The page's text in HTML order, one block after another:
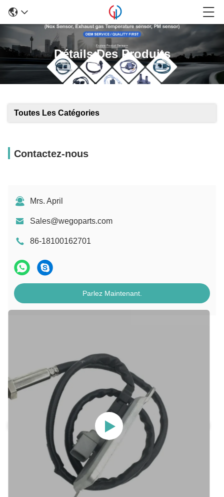
Détails Des Produits
Toutes Les Catégories
Contactez-nous
Mrs. April
Sales@wegoparts.com
86-18100162701
Parlez Maintenant.